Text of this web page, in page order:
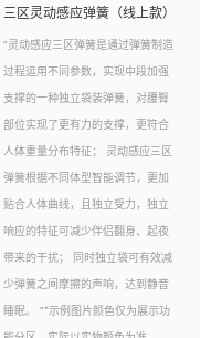
三区灵动感应弹簧（线上款）
"灵动感应三区弹簧是通过弹簧制造
过程运用不同参数，实现中段加强
支撑的一种独立袋装弹簧，对腰臀
部位实现了更有力的支撑，更符合
人体重量分布特征； 灵动感应三区
弹簧根据不同体型智能调节，更加
贴合人体曲线，且独立受力，独立
响应的特征可减少伴侣翻身、起夜
带来的干扰； 同时独立袋可有效减
少弹簧之间摩擦的声响，达到静音
睡眠。 "*示例图片颜色仅为展示功